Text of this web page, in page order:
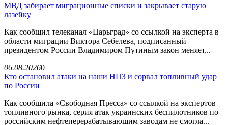
МВД забирает миграционные списки и закрывает старую
лазейку
Как сообщил телеканал «Царьград» со ссылкой на эксперта в
области миграции Виктора Себелева, подписанный
президентом России Владимиром Путиным закон меняет...
06.08.20260
Кто остановил атаки на наши НПЗ и сорвал топливный удар
по России
Как сообщила «Свободная Пресса» со ссылкой на экспертов
топливного рынка, серия атак украинских беспилотников по
российским нефтеперерабатывающим заводам не смогла...